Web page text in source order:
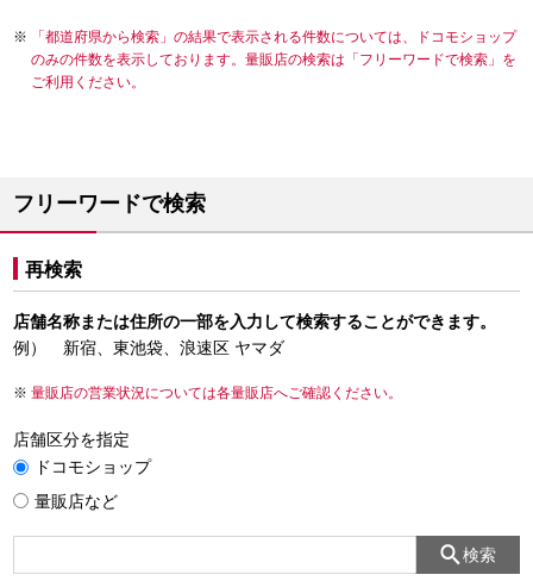
「都道府県から検索」の結果で表示される件数については、ドコモショップ
のみの件数を表示しております。量販店の検索は「フリーワードで検索」を
ご利用ください。
フリーワードで検索
再検索
店舗名称または住所の一部を入力して検索することができます。
例） 新宿、東池袋、浪速区 ヤマダ
量販店の営業状況については各量販店へご確認ください。
店舗区分を指定
ドコモショップ
量販店など
検索